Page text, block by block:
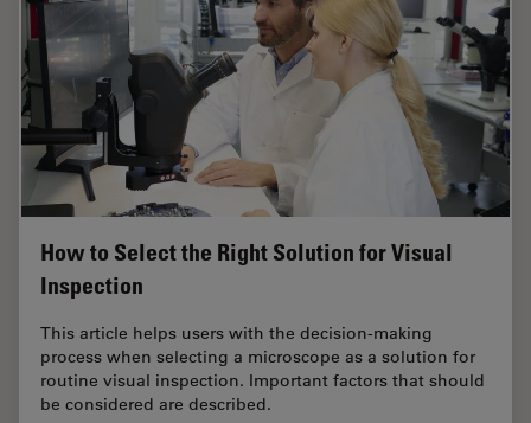
How to Select the Right Solution for Visual
Inspection
This article helps users with the decision-making
process when selecting a microscope as a solution for
routine visual inspection. Important factors that should
be considered are described.